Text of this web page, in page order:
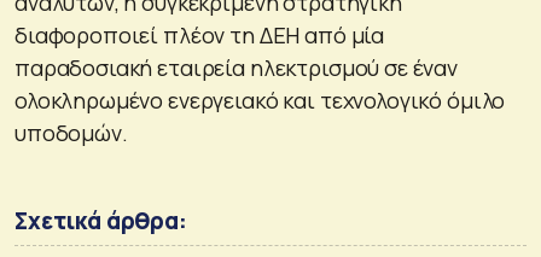
διαφοροποιεί πλέον τη ΔΕΗ από μία
παραδοσιακή εταιρεία ηλεκτρισμού σε έναν
ολοκληρωμένο ενεργειακό και τεχνολογικό όμιλο
υποδομών.
Σχετικά άρθρα: